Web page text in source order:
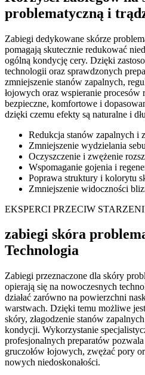
problematyczną i
Zabiegi dedykowane skórze
pomagają skutecznie redukować
ogólną kondycję cery. Dzięki
technologii oraz sprawdzonych
zmniejszenie stanów zapalnych,
łojowych oraz wspieranie procesów
bezpieczne, komfortowe i
dzięki czemu efekty są naturalne i
Redukcja stanów zapalnych i
Zmniejszenie wydzielania
Oczyszczenie i zwężenie
Wspomaganie gojenia i
Poprawa struktury i kolorytu
Zmniejszenie widoczności
EKSPERCI PRZECIW
zabiegi skóra
Technologia
Zabiegi przeznaczone dla skóry
opierają się na nowoczesnych
działać zarówno na powierzchni
warstwach. Dzięki temu możliwe
skóry, złagodzenie stanów
kondycji. Wykorzystanie
profesjonalnych preparatów
gruczołów łojowych, zwężać pory
nowych niedoskonałości.